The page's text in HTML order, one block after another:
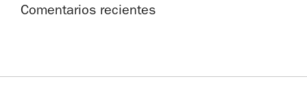
Comentarios recientes